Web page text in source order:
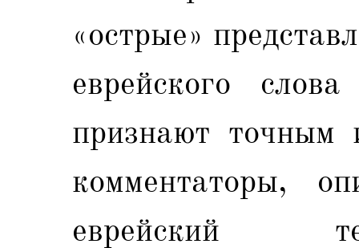
«острые»
еврейского
признают точным
комментаторы,
еврейский